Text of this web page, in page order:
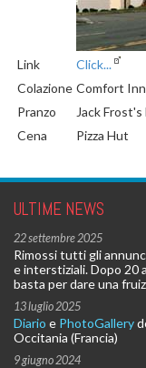
Link
Click...
Colazione Comfort Inn
Pranzo
Jack Frost's
Cena
Pizza Hut
ULTIME NEWS
22 settembre 2025
Rimossi tutti gli
e interstiziali. Dopo 20
basta per dare una
13 luglio 2025
Diario e PhotoGallery
Occitania (Francia)
9 giugno 2024